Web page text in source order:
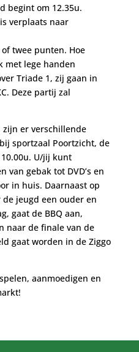
begint om 12.35u.
verplaats naar
twee punten. Hoe
met lege handen
Triade 1, zij gaan in
Deze partij zal
er verschillende
sportzaal Poortzicht, de
U/jij kunt
van gebak tot DVD’s en
in huis. Daarnaast op
jeugd een ouder en
gaat de BBQ aan,
naar de finale van de
gaat worden in de Ziggo
aanmoedigen en